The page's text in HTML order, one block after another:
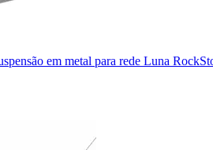
em metal para rede Luna